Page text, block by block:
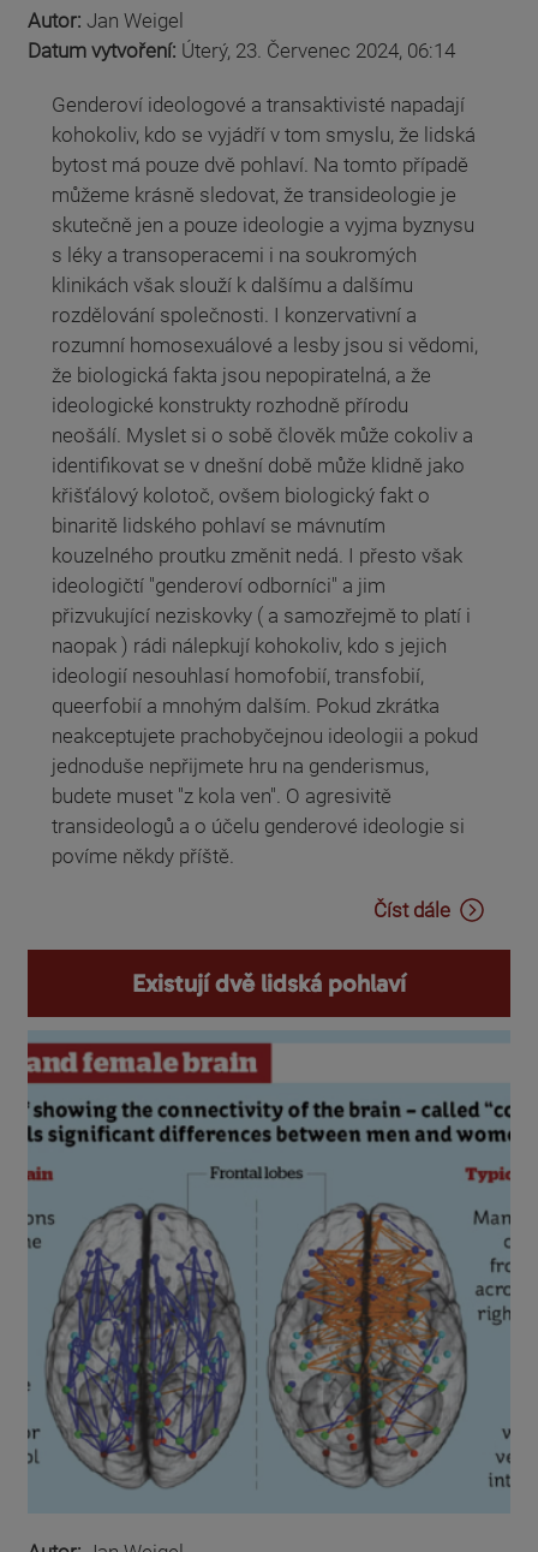
Autor: Jan Weigel
Datum vytvoření: Úterý, 23. Červenec 2024, 06:14
Genderoví ideologové a transaktivisté napadají
kohokoliv, kdo se vyjádří v tom smyslu, že lidská
bytost má pouze dvě pohlaví. Na tomto případě
můžeme krásně sledovat, že transideologie je
skutečně jen a pouze ideologie a vyjma byznysu
s léky a transoperacemi i na soukromých
klinikách však slouží k dalšímu a dalšímu
rozdělování společnosti. I konzervativní a
rozumní homosexuálové a lesby jsou si vědomi,
že biologická fakta jsou nepopiratelná, a že
ideologické konstrukty rozhodně přírodu
neošálí. Myslet si o sobě člověk může cokoliv a
identifikovat se v dnešní době může klidně jako
křišťálový kolotoč, ovšem biologický fakt o
binaritě lidského pohlaví se mávnutím
kouzelného proutku změnit nedá. I přesto však
ideologičtí "genderoví odborníci" a jim
přizvukující neziskovky ( a samozřejmě to platí i
naopak ) rádi nálepkují kohokoliv, kdo s jejich
ideologií nesouhlasí homofobií, transfobií,
queerfobií a mnohým dalším. Pokud zkrátka
neakceptujete prachobyčejnou ideologii a pokud
jednoduše nepřijmete hru na genderismus,
budete muset "z kola ven". O agresivitě
transideologů a o účelu genderové ideologie si
povíme někdy příště.
Číst dále
Existují dvě lidská pohlaví